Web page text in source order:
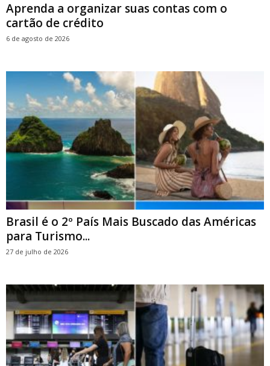
Aprenda a organizar suas contas com o
cartão de crédito
6 de agosto de 2026
Brasil é o 2º País Mais Buscado das Américas
para Turismo...
27 de julho de 2026